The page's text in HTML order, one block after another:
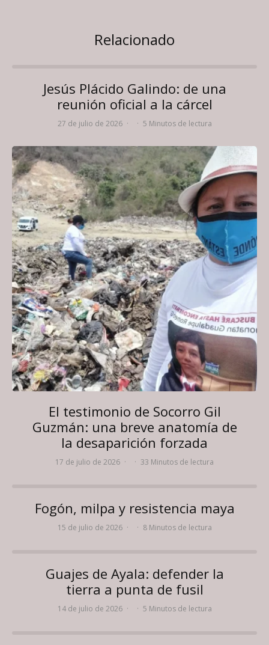
Relacionado
Jesús Plácido Galindo: de una
reunión oficial a la cárcel
27 de julio de 2026 · · 5 Minutos de lectura
El testimonio de Socorro Gil
Guzmán: una breve anatomía de
la desaparición forzada
17 de julio de 2026 · · 33 Minutos de lectura
Fogón, milpa y resistencia maya
15 de julio de 2026 · · 8 Minutos de lectura
Guajes de Ayala: defender la
tierra a punta de fusil
14 de julio de 2026 · · 5 Minutos de lectura